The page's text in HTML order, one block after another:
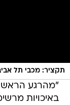
תקציר: מכבי תל
"מהרגע
באיכויות